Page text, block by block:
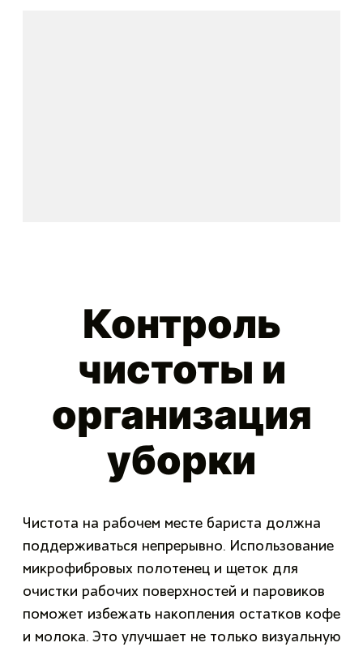
Контроль
чистоты и
организация
уборки
Чистота на рабочем месте бариста должна
поддерживаться непрерывно. Использование
микрофибровых полотенец и щеток для
очистки рабочих поверхностей и паровиков
поможет избежать накопления остатков кофе
и молока. Это улучшает не только визуальную